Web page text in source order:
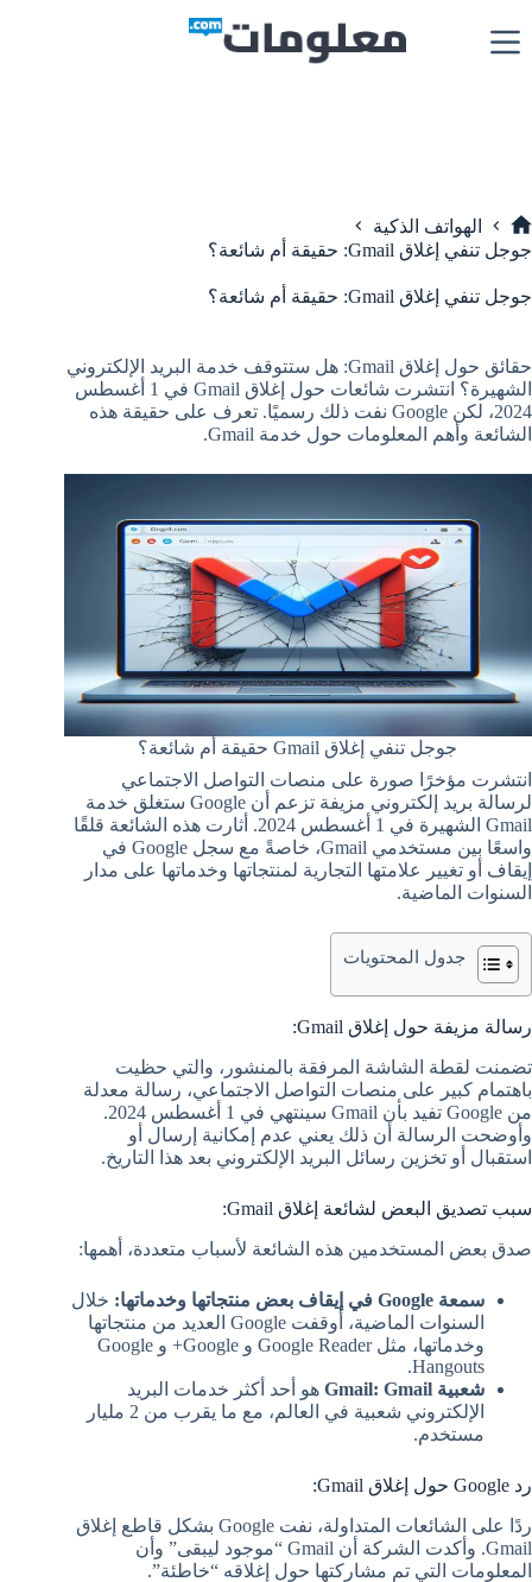
إلى
المحتوى
الرئيسية
الهواتف الذكية
جوجل تنفي إغلاق Gmail: حقيقة أم شائعة؟
جوجل تنفي إغلاق Gmail: حقيقة أم شائعة؟
حقائق حول إغلاق Gmail: هل ستتوقف خدمة البريد الإلكتروني
الشهيرة؟ انتشرت شائعات حول إغلاق Gmail في 1 أغسطس
2024، لكن Google نفت ذلك رسميًا. تعرف على حقيقة هذه
الشائعة وأهم المعلومات حول خدمة Gmail.
جوجل تنفي إغلاق Gmail حقيقة أم شائعة؟
انتشرت مؤخرًا صورة على منصات التواصل الاجتماعي
لرسالة بريد إلكتروني مزيفة تزعم أن Google ستغلق خدمة
Gmail الشهيرة في 1 أغسطس 2024. أثارت هذه الشائعة قلقًا
واسعًا بين مستخدمي Gmail، خاصةً مع سجل Google في
إيقاف أو تغيير علامتها التجارية لمنتجاتها وخدماتها على مدار
السنوات الماضية.
جدول المحتويات
رسالة مزيفة حول إغلاق Gmail:
تضمنت لقطة الشاشة المرفقة بالمنشور، والتي حظيت
باهتمام كبير على منصات التواصل الاجتماعي، رسالة معدلة
من Google تفيد بأن Gmail سينتهي في 1 أغسطس 2024.
وأوضحت الرسالة أن ذلك يعني عدم إمكانية إرسال أو
استقبال أو تخزين رسائل البريد الإلكتروني بعد هذا التاريخ.
سبب تصديق البعض لشائعة إغلاق Gmail:
صدق بعض المستخدمين هذه الشائعة لأسباب متعددة، أهمها:
سمعة Google في إيقاف بعض منتجاتها وخدماتها:
خلال
السنوات الماضية، أوقفت Google العديد من منتجاتها
وخدماتها، مثل Google Reader و Google+ و Google
Hangouts.
شعبية Gmail: Gmail
هو أحد أكثر خدمات البريد
الإلكتروني شعبية في العالم، مع ما يقرب من 2 مليار
مستخدم.
رد Google حول إغلاق Gmail:
ردًا على الشائعات المتداولة، نفت Google بشكل قاطع إغلاق
Gmail. وأكدت الشركة أن Gmail “موجود ليبقى” وأن
المعلومات التي تم مشاركتها حول إغلاقه “خاطئة”.